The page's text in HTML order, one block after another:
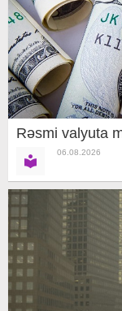
Rəsmi valyuta
06.08.2026